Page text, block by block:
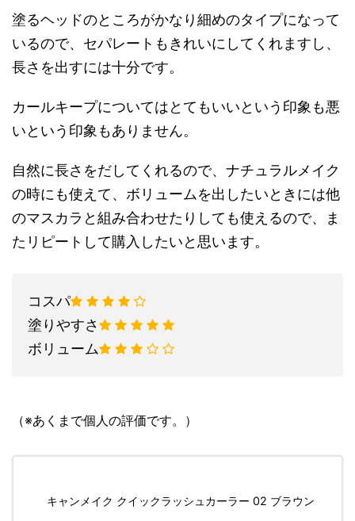
塗るヘッドのところがかなり細めのタイプになって
いるので、セパレートもきれいにしてくれますし、
⻑さを出すには十分です。
カールキープについてはとてもいいという印象も悪
いという印象もありません。
自然に⻑さをだしてくれるので、ナチュラルメイク
の時にも使えて、ボリュームを出したいときには他
のマスカラと組み合わせたりしても使えるので、ま
たリピートして購入したいと思います。
コスパ
塗りやすさ
ボリューム
（※あくまで個人の評価です。）
キャンメイク クイックラッシュカーラー 02 ブラウン